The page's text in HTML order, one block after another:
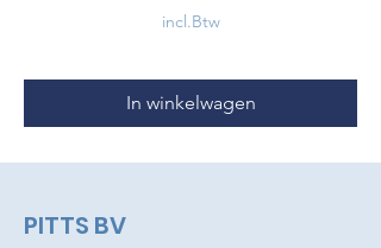
incl.Btw
In winkelwagen
PITTS BV